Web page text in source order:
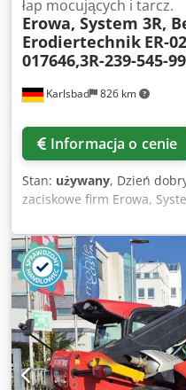
Karlsbad 826 km
łap mocujących i tarcz.
Erowa, System 3R,
Erodiertechnik ER-
017646,3R-239-545-
Informacja o cenie
Stan: używany, Dzień
zaciskowe firm Erowa,
Dkodpfetk N E Aox Apper
erozji drutu. Dostępne są
ER-017647 ER-017648 ER-
239-545-9911-V01
Urządzenia mocujące
dobrym stanie
indywidualny. Dostępne
Masz jakieś pytania?